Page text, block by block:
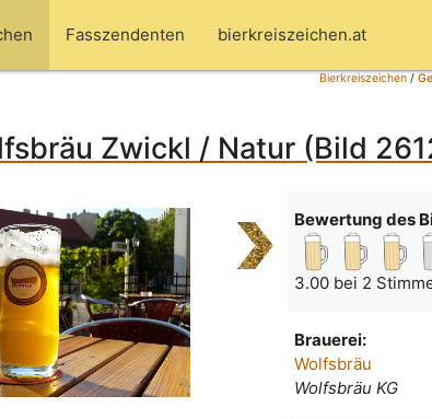
Fasszendenten bierkreiszeichen.at
Bierkreiszeichen/
Zwickl / Natur (Bild
Bewertung des
3.00 bei 2
Brauerei:
Wolfsbräu
Wolfsbräu KG